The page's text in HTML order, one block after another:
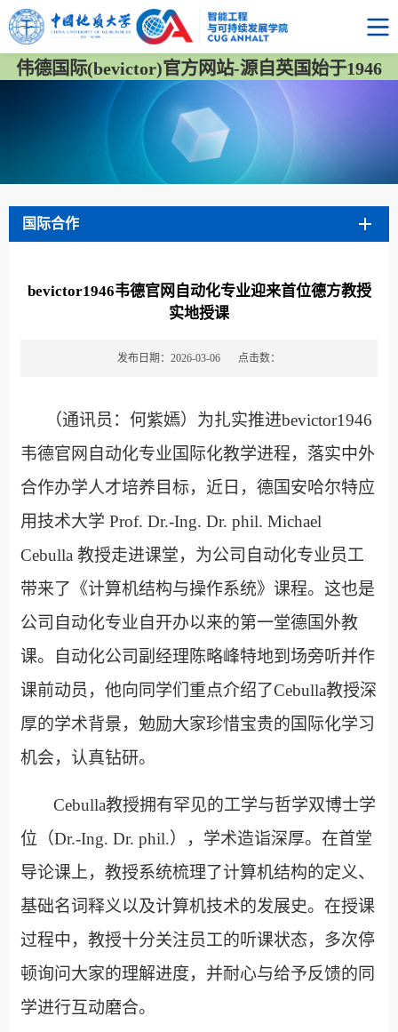
伟德国际(bevictor)官方网站-源自英国始于1946
国际合作
bevictor1946韦德官网自动化专业迎来首位德方教授
实地授课
发布日期：2026-03-06 点击数：
（通讯员：何紫嫣）为扎实推进bevictor1946
韦德官网自动化专业国际化教学进程，落实中外
合作办学人才培养目标，近日，德国安哈尔特应
用技术大学 Prof. Dr.-Ing. Dr. phil. Michael
Cebulla 教授走进课堂，为公司自动化专业员工
带来了《计算机结构与操作系统》课程。这也是
公司自动化专业自开办以来的第一堂德国外教
课。自动化公司副经理陈略峰特地到场旁听并作
课前动员，他向同学们重点介绍了Cebulla教授深
厚的学术背景，勉励大家珍惜宝贵的国际化学习
机会，认真钻研。
Cebulla教授拥有罕见的工学与哲学双博士学
位（Dr.-Ing. Dr. phil.），学术造诣深厚。在首堂
导论课上，教授系统梳理了计算机结构的定义、
基础名词释义以及计算机技术的发展史。在授课
过程中，教授十分关注员工的听课状态，多次停
顿询问大家的理解进度，并耐心与给予反馈的同
学进行互动磨合。